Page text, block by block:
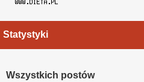
Statystyki
Wszystkich postów